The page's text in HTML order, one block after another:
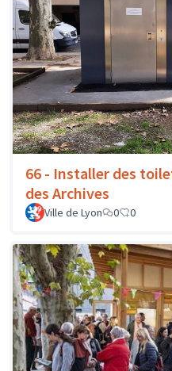
66 - Installer des
des Archives
Ville de Lyon 0 0